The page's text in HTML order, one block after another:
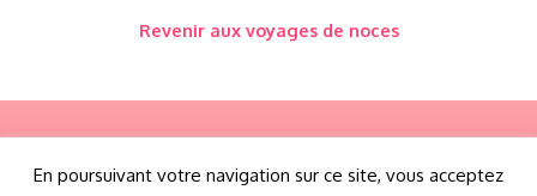
Revenir aux voyages de noces
En poursuivant votre navigation sur ce site, vous acceptez